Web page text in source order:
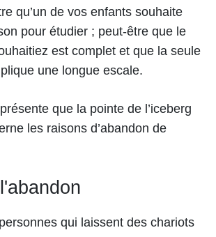
qu’un de vos enfants souhaite
pour étudier ; peut-être que le
est complet et que la seule
une longue escale.
que la pointe de l’iceberg
les raisons d’abandon de
qui laissent des chariots